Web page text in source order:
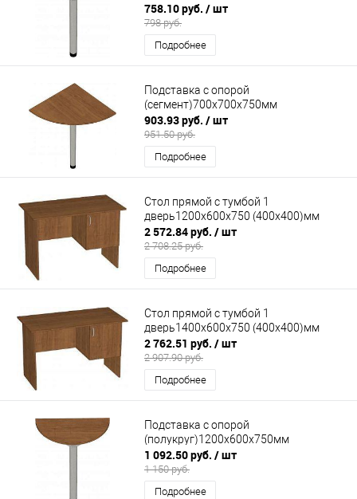
758.10 руб. / шт
798 руб.
Подробнее
Подставка с опорой
(сегмент)700х700х750мм
903.93 руб. / шт
951.50 руб.
Подробнее
Стол прямой с тумбой 1
дверь1200х600х750 (400х400)мм
2 572.84 руб. / шт
2 708.25 руб.
Подробнее
Стол прямой с тумбой 1
дверь1400х600х750 (400х400)мм
2 762.51 руб. / шт
2 907.90 руб.
Подробнее
Подставка с опорой
(полукруг)1200х600х750мм
1 092.50 руб. / шт
1 150 руб.
Подробнее